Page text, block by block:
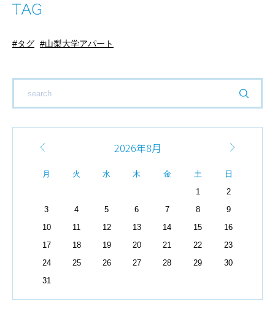
タグ 山梨大学アパート
2026年8月
月 火 水 木 金 土
日
1
2
3
4 5 6 7 8
9
10
11 12 13 14 15
16
17
18 19 20 21 22
23
24
25 26 27 28 29
30
31